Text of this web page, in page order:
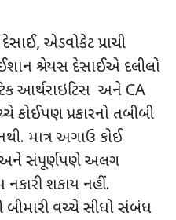
એડવોકેટ પ્રાચી
શ્રેયસ દેસાઈએ દલીલો
આર્થરાઇટિસ અને CA
પ્રકારનો તબીબી
માત્ર અગાઉ કોઈ
અને સંપૂર્ણપણે અલગ
નકારી શકાય નહીં.
બીમારી વચ્ચે સીધો સંબંધ